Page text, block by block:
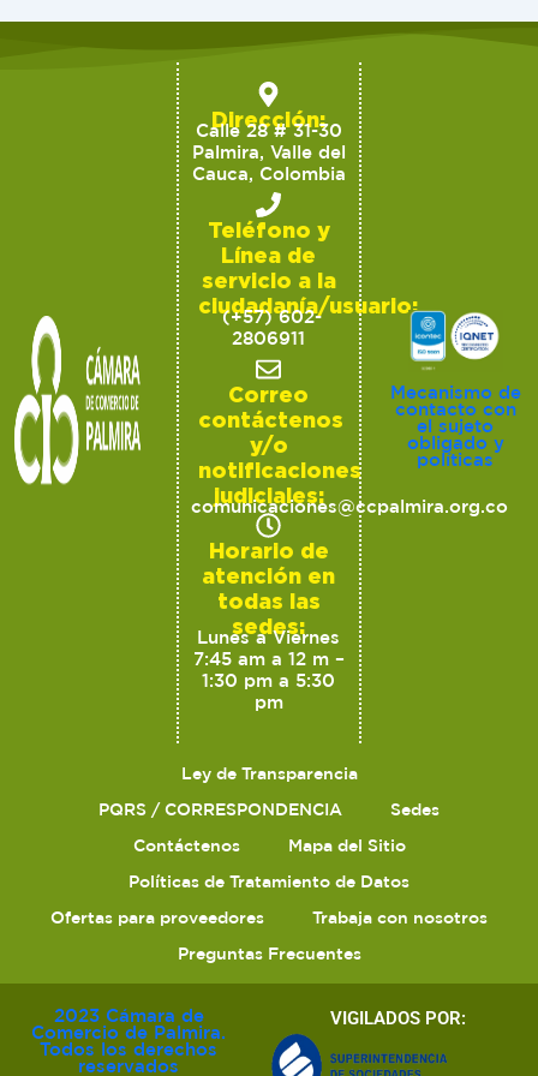
Dirección:
Calle 28 # 31-30
Palmira, Valle del
Cauca, Colombia
Teléfono y
Línea de
servicio a la
ciudadanía/usuario:
(+57) 602-
2806911
Correo
contáctenos
y/o
notificaciones
judiciales:
comunicaciones@ccpalmira.org.co
Horario de
atención en
todas las
sedes:
Lunes a Viernes
7:45 am a 12 m –
1:30 pm a 5:30
pm
Mecanismo de
contacto con
el sujeto
obligado y
políticas
Ley de Transparencia
PQRS / CORRESPONDENCIA
Sedes
Contáctenos
Mapa del Sitio
Políticas de Tratamiento de Datos
Ofertas para proveedores
Trabaja con nosotros
Preguntas Frecuentes
2023 Cámara de
Comercio de Palmira.
Todos los derechos
reservados
VIGILADOS POR: